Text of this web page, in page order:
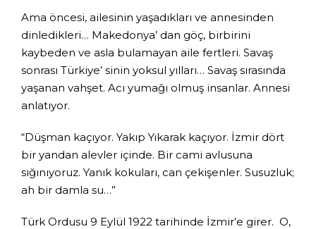
Ama öncesi, ailesinin yaşadıkları ve annesinden
dinledikleri… Makedonya’ dan göç, birbirini
kaybeden ve asla bulamayan aile fertleri. Savaş
sonrası Türkiye’ sinin yoksul yılları… Savaş sırasında
yaşanan vahşet. Acı yumağı olmuş insanlar. Annesi
anlatıyor.
“Düşman kaçıyor. Yakıp Yıkarak kaçıyor. İzmir dört
bir yandan alevler içinde. Bir cami avlusuna
sığınıyoruz. Yanık kokuları, can çekişenler. Susuzluk;
ah bir damla su…”
Türk Ordusu 9 Eylül 1922 tarihinde İzmir’e girer. O,